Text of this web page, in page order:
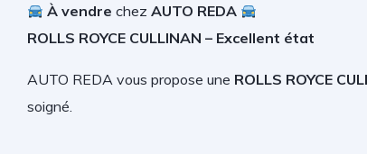
À vendre chez AUTO REDA
ROLLS ROYCE CULLINAN – Excellent état
AUTO REDA vous propose une ROLLS ROYCE
soigné.